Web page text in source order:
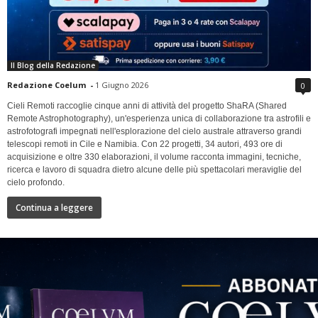
Il Blog della Redazione
Redazione Coelum - 1 Giugno 2026 0
Cieli Remoti raccoglie cinque anni di attività del progetto ShaRA (Shared
Remote Astrophotography), un'esperienza unica di collaborazione tra astrofili e
astrofotografi impegnati nell'esplorazione del cielo australe attraverso grandi
telescopi remoti in Cile e Namibia. Con 22 progetti, 34 autori, 493 ore di
acquisizione e oltre 330 elaborazioni, il volume racconta immagini, tecniche,
ricerca e lavoro di squadra dietro alcune delle più spettacolari meraviglie del
cielo profondo.
Continua a leggere